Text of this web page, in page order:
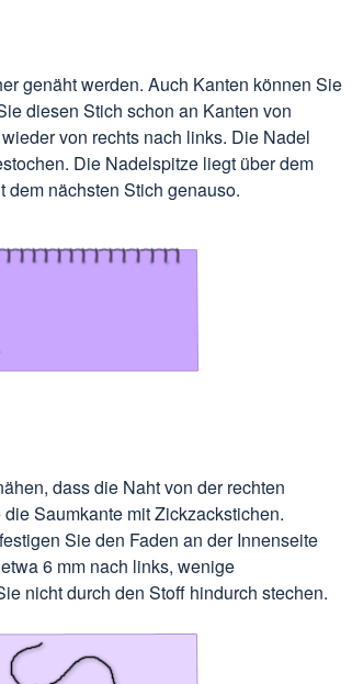
genäht werden. Auch Kanten können Sie
diesen Stich schon an Kanten von
von rechts nach links. Die Nadel
Die Nadelspitze liegt über dem
dem nächsten Stich genauso.
dass die Naht von der rechten
Saumkante mit Zickzackstichen.
Sie den Faden an der Innenseite
6 mm nach links, wenige
nicht durch den Stoff hindurch stechen.